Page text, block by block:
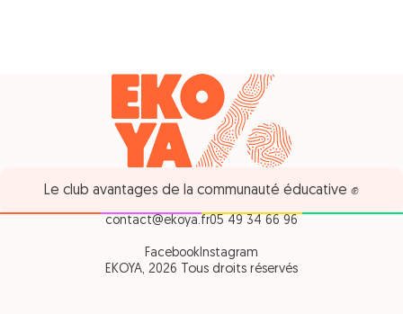
Le club avantages de la communauté éducative ✊
contact@ekoya.fr05 49 34 66 96
FacebookInstagram
EKOYA, 2026 Tous droits réservés